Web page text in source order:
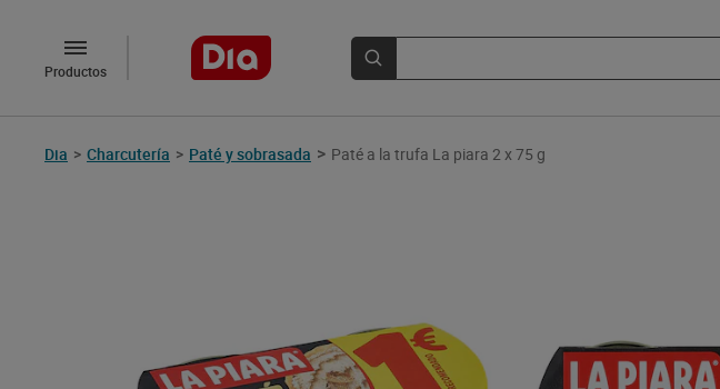
Productos
Dia > Charcutería > Paté y sobrasada > Paté a la trufa La piara 2 x 75 g